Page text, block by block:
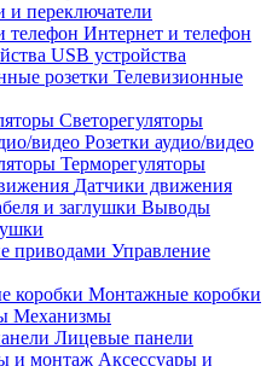
и переключатели
Интернет и телефон
USB устройства
Телевизионные
Светорегуляторы
Розетки аудио/видео
Терморегуляторы
Датчики движения
Выводы
Управление
Монтажные коробки
Механизмы
Лицевые панели
Аксессуары и